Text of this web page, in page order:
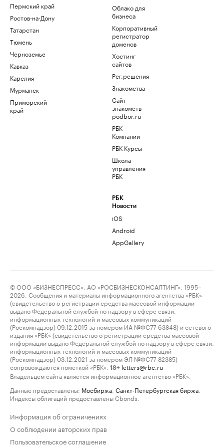
Пермский край
Ростов-на-Дону
Татарстан
Тюмень
Черноземье
Кавказ
Карелия
Мурманск
Приморский
край
Облако для
бизнеса
Корпоративный
регистратор
доменов
Хостинг
сайтов
Рег.решения
Знакомства
Сайт
знакомств
podbor.ru
РБК
Компании
РБК Курсы
Школа
управления
РБК
РБК
Новости
iOS
Android
AppGallery
© ООО «БИЗНЕСПРЕСС», АО «РОСБИЗНЕСКОНСАЛТИНГ», 1995–
2026. Сообщения и материалы информационного агентства «РБК»
(свидетельство о регистрации средства массовой информации
выдано Федеральной службой по надзору в сфере связи,
информационных технологий и массовых коммуникаций
(Роскомнадзор) 09.12.2015 за номером ИА №ФС77-63848) и сетевого
издания «РБК» (свидетельство о регистрации средства массовой
информации выдано Федеральной службой по надзору в сфере связи,
информационных технологий и массовых коммуникаций
(Роскомнадзор) 03.12.2021 за номером ЭЛ №ФС77-82385)
сопровождаются пометкой «РБК».
18+ letters@rbc.ru
Владельцем сайта является информационное агентство «РБК».
Данные предоставлены: Мосбиржа Санкт-Петербургская биржа
Индексы облигаций предоставлены Cbonds.
Информация об ограничениях
О соблюдении авторских прав
Пользовательское соглашение